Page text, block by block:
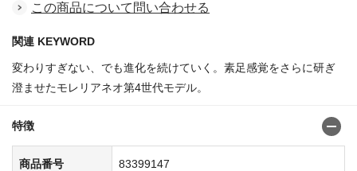
この商品について問い合わせる
関連 KEYWORD
変わりすぎない、でも進化を続けていく。素足感覚をさらに研ぎ
澄ませたモレリアネオ第4世代モデル。
特徴
商品番号 83399147